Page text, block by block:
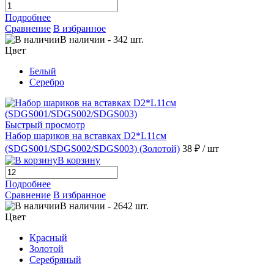
Подробнее
Сравнение В избранное
В наличии - 342 шт.
Цвет
Белый
Серебро
Быстрый просмотр
Набор шариков на вставках D2*L11см
(SDGS001/SDGS002/SDGS003) (Золотой) 38 ₽ / шт
В корзину
Подробнее
Сравнение В избранное
В наличии - 2642 шт.
Цвет
Красный
Золотой
Серебряный